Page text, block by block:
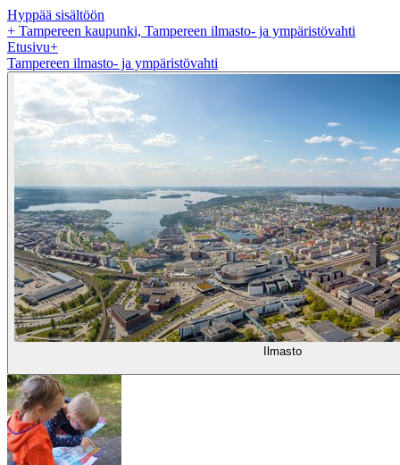
Hyppää sisältöön
+ Tampereen kaupunki, Tampereen ilmasto- ja ympäristövahti
Etusivu+
Tampereen ilmasto- ja ympäristövahti
Ilmasto